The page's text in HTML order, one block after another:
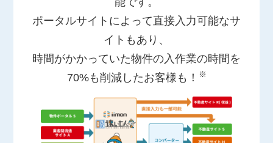
ポータルサイトによって直接入力可能なサ
イトもあり、
時間がかかっていた物件の入作業の時間を
70%も削減したお客様も！
※